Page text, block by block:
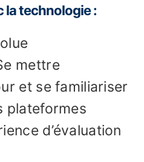
la technologie :
mettre
et se familiariser
plateformes
d’évaluation